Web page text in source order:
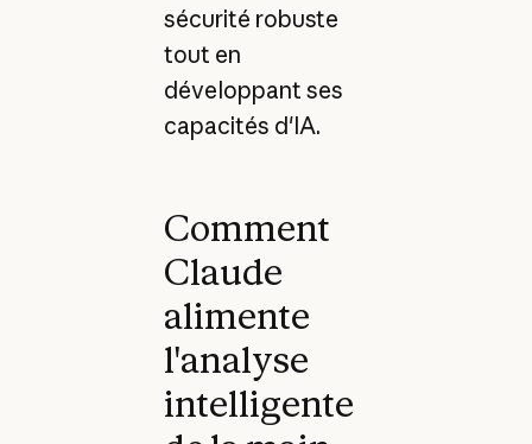
sécurité robuste
tout en
développant ses
capacités d'IA.
Comment
Claude
alimente
l'analyse
intelligente